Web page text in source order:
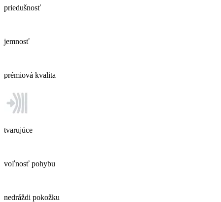
priedušnosť
jemnosť
prémiová kvalita
tvarujúce
voľnosť pohybu
nedráždi pokožku